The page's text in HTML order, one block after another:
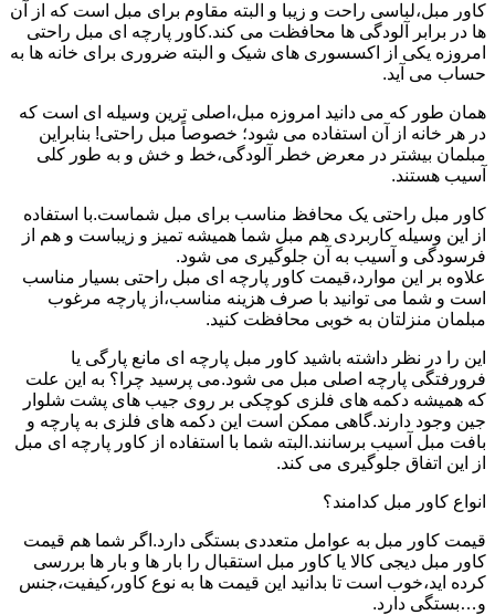
کاور مبل،لباسی راحت و زیبا و البته مقاوم برای مبل است که از آن
ها در برابر آلودگی ها محافظت می کند.کاور پارچه ای مبل راحتی
امروزه یکی از اکسسوری های شیک و البته ضروری برای خانه ها به
حساب می آید.
همان طور که می دانید امروزه مبل،اصلی ترین وسیله ای است که
در هر خانه از آن استفاده می شود؛ خصوصاً مبل راحتی! بنابراین
مبلمان بیشتر در معرض خطر آلودگی،خط و خش و به طور کلی
آسیب هستند.
کاور مبل راحتی یک محافظ مناسب برای مبل شماست.با استفاده
از این وسیله کاربردی هم مبل شما همیشه تمیز و زیباست و هم از
فرسودگی و آسیب به آن جلوگیری می شود.
علاوه بر این موارد،قیمت کاور پارچه ای مبل راحتی بسیار مناسب
است و شما می توانید با صرف هزینه مناسب،از پارچه مرغوب
مبلمان منزلتان به خوبی محافظت کنید.
این را در نظر داشته باشید کاور مبل پارچه ای مانع پارگی یا
فرورفتگی پارچه اصلی مبل می شود.می پرسید چرا؟ به این علت
که همیشه دکمه های فلزی کوچکی بر روی جیب های پشت شلوار
جین وجود دارند.گاهی ممکن است این دکمه های فلزی به پارچه و
بافت مبل آسیب برسانند.البته شما با استفاده از کاور پارچه ای مبل
از این اتفاق جلوگیری می کند.
انواع کاور مبل کدامند؟
قیمت کاور مبل به عوامل متعددی بستگی دارد.اگر شما هم قیمت
کاور مبل دیجی کالا یا کاور مبل استقبال را بار ها و بار ها بررسی
کرده اید،خوب است تا بدانید این قیمت ها به نوع کاور،کیفیت،جنس
و…بستگی دارد.